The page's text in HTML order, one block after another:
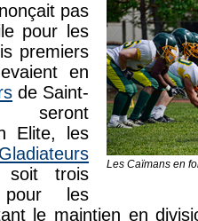
Les Caïmans en
pas
pour les
premiers
en
de Saint-
seront
Elite, les
Gladiateurs
soit trois
pour les
le maintien en